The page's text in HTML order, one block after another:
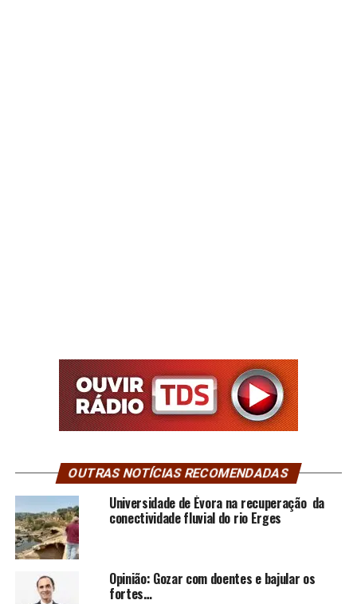
OUTRAS NOTÍCIAS RECOMENDADAS
Universidade de Évora na recuperação da
conectividade fluvial do rio Erges
Opinião: Gozar com doentes e bajular os
fortes…